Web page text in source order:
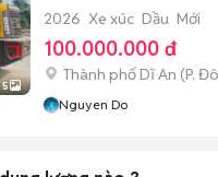
5
2026 Xe xúc Dầu Mới
100.000.000 đ
Thành phố Dĩ An (P.
Nguyen Do